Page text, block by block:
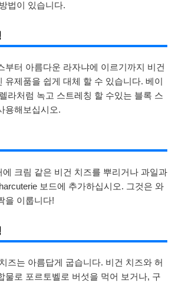
법이 있습니다.
부터 아름다운 라자냐에 이르기까지 비건
유제품을 쉽게 대체 할 수 있습니다. 베이
라처럼 녹고 스트레칭 할 수있는 블록 스
용해보십시오.
에 크림 같은 비건 치즈를 뿌리거나 과일과
보드에 추가하십시오. 그것은 와
을 이룹니다!
즈는 아름답게 굽습니다. 비건 치즈와 허
물로 포르토벨로 버섯을 먹어 보거나, 구